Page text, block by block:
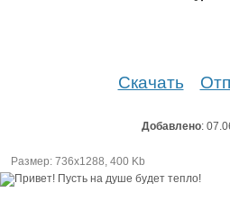
Скачать
Добавлено:
Размер: 736х1288, 400 Kb